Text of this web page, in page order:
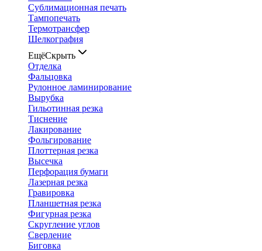
Сублимационная печать
Тампопечать
Термотрансфер
Шелкография
ЕщёСкрыть
Отделка
Фальцовка
Рулонное ламинирование
Вырубка
Гильотинная резка
Тиснение
Лакирование
Фольгирование
Плоттерная резка
Высечка
Перфорация бумаги
Лазерная резка
Гравировка
Планшетная резка
Фигурная резка
Скругление углов
Сверление
Биговка